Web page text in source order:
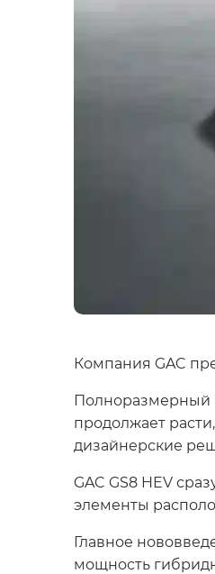
Компания GAC
Полноразмерный
продолжает
дизайнерские
GAC GS8 HEV
элементы
Главное
мощность